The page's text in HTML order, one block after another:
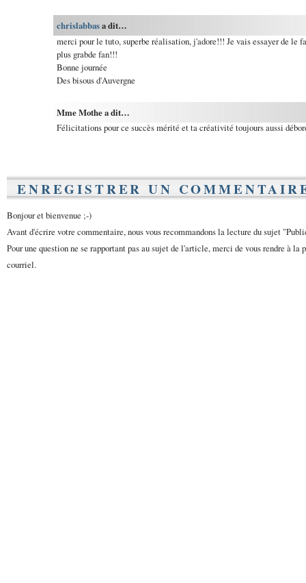
chrislabbasa dit…
merci pour le tuto, superbe réalisation, j'adore!!! Je vais essayer de le
plus grabde fan!!!
Bonne journée
Des bisous d'Auvergne
Mme Mothe a dit…
Félicitations pour ce succès mérité et ta créativité toujours aussi
ENREGISTRER UN
Bonjour et bienvenue ;-)
Avant d'écrire votre commentaire, nous vous recommandons la lecture du sujet
Pour une question ne se rapportant pas au sujet de l'article, merci de vous rendre à la
courriel.